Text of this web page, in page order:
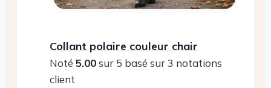
Collant polaire couleur chair
Noté 5.00sur 5 basé sur3 notations
client